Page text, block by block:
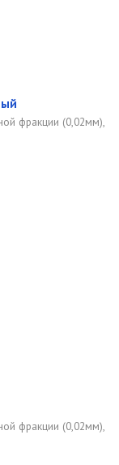
фракции (0,02мм),
фракции (0,02мм),